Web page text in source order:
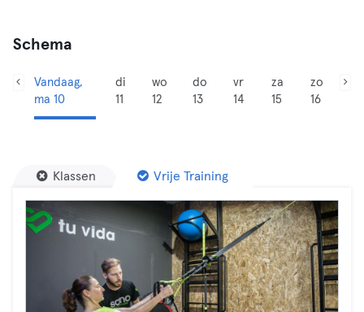
Schema
Vandaag,
ma 10
di
11
wo
12
do
13
vr
14
za
15
zo
16
Klassen Vrije Training